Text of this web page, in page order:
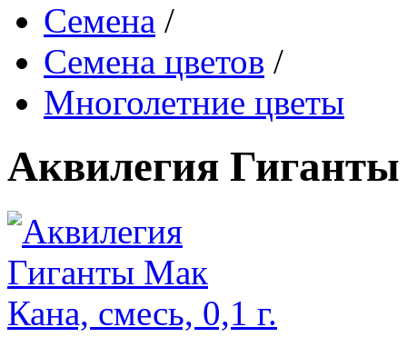
Семена /
Семена цветов /
Многолетние цветы
Аквилегия